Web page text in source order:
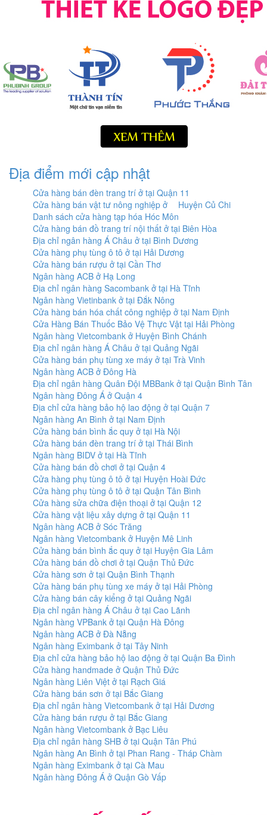
Địa điểm mới cập nhật
Cửa hàng bán đèn trang trí ở tại Quận 11
Cửa hàng bán vật tư nông nghiệp ở Huyện Củ Chi
Danh sách cửa hàng tạp hóa Hóc Môn
Cửa hàng bán đồ trang trí nội thất ở tại Biên Hòa
Địa chỉ ngân hàng Á Châu ở tại Bình Dương
Cửa hàng phụ tùng ô tô ở tại Hải Dương
Cửa hàng bán rượu ở tại Cần Thơ
Ngân hàng ACB ở Hạ Long
Địa chỉ ngân hàng Sacombank ở tại Hà Tĩnh
Ngân hàng Vietinbank ở tại Đắk Nông
Cửa hàng bán hóa chất công nghiệp ở tại Nam Định
Cửa Hàng Bán Thuốc Bảo Vệ Thực Vật tại Hải Phòng
Ngân hàng Vietcombank ở Huyện Bình Chánh
Địa chỉ ngân hàng Á Châu ở tại Quảng Ngãi
Cửa hàng bán phụ tùng xe máy ở tại Trà Vinh
Ngân hàng ACB ở Đông Hà
Địa chỉ ngân hàng Quân Đội MBBank ở tại Quận Bình Tân
Ngân hàng Đông Á ở Quận 4
Địa chỉ cửa hàng bảo hộ lao động ở tại Quận 7
Ngân hàng An Bình ở tại Nam Định
Cửa hàng bán bình ắc quy ở tại Hà Nội
Cửa hàng bán đèn trang trí ở tại Thái Bình
Ngân hàng BIDV ở tại Hà Tĩnh
Cửa hàng bán đồ chơi ở tại Quận 4
Cửa hàng phụ tùng ô tô ở tại Huyện Hoài Đức
Cửa hàng phụ tùng ô tô ở tại Quận Tân Bình
Cửa hàng sửa chữa điện thoại ở tại Quận 12
Cửa hàng vật liệu xây dựng ở tại Quận 11
Ngân hàng ACB ở Sóc Trăng
Ngân hàng Vietcombank ở Huyện Mê Linh
Cửa hàng bán bình ắc quy ở tại Huyện Gia Lâm
Cửa hàng bán đồ chơi ở tại Quận Thủ Đức
Cửa hàng sơn ở tại Quận Bình Thạnh
Cửa hàng bán phụ tùng xe máy ở tại Hải Phòng
Cửa hàng bán cây kiểng ở tại Quảng Ngãi
Địa chỉ ngân hàng Á Châu ở tại Cao Lãnh
Ngân hàng VPBank ở tại Quận Hà Đông
Ngân hàng ACB ở Đà Nẵng
Ngân hàng Eximbank ở tại Tây Ninh
Địa chỉ cửa hàng bảo hộ lao động ở tại Quận Ba Đình
Cửa hàng handmade ở Quận Thủ Đức
Ngân hàng Liên Việt ở tại Rạch Giá
Cửa hàng bán sơn ở tại Bắc Giang
Địa chỉ ngân hàng Vietcombank ở tại Hải Dương
Cửa hàng bán rượu ở tại Bắc Giang
Ngân hàng Vietcombank ở Bạc Liêu
Địa chỉ ngân hàng SHB ở tại Quận Tân Phú
Ngân hàng An Bình ở tại Phan Rang - Tháp Chàm
Ngân hàng Eximbank ở tại Cà Mau
Ngân hàng Đông Á ở Quận Gò Vấp